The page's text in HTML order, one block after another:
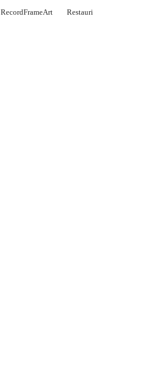
RecordFrameArt
Restauri